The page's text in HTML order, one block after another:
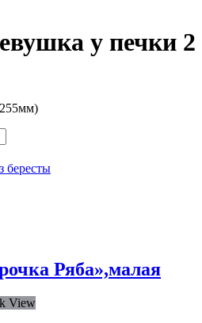
у печки 2
бересты
Ряба»,малая
View